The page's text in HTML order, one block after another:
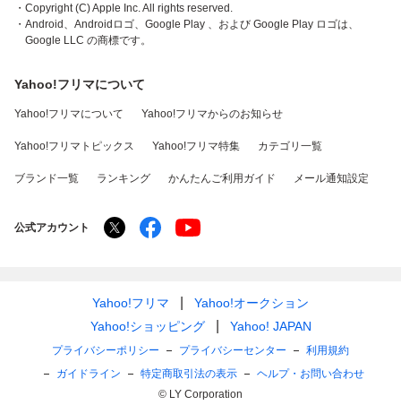
・Copyright (C) Apple Inc. All rights reserved.
・Android、Androidロゴ、Google Play 、および Google Play ロゴは、
Google LLC の商標です。
Yahoo!フリマについて
Yahoo!フリマについて Yahoo!フリマからのお知らせ
Yahoo!フリマトピックス Yahoo!フリマ特集 カテゴリ一覧
ブランド一覧 ランキング かんたんご利用ガイド メール通知設定
公式アカウント
Yahoo!フリマ
Yahoo!オークション
Yahoo!ショッピング
Yahoo! JAPAN
プライバシーポリシー プライバシーセンター
利用規約
ガイドライン
特定商取引法の表示
ヘルプ・お問い合わせ
© LY Corporation